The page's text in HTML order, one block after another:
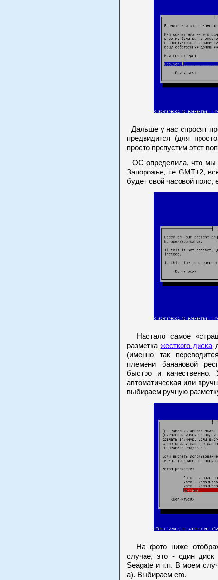
Дальше у нас спросят
предвидится (для
просто пропустим этот
ОС определила, что мы
Запорожье, те GMT+2,
будет свой часовой пояс,
Настало самое
разметка жесткого диска
(именно так
племени банановой
быстро и качественно.
автоматическая или
выбираем ручную
На фото ниже
случае, это - один диск
Seagate и т.п. В моем
a). Выбираем его.